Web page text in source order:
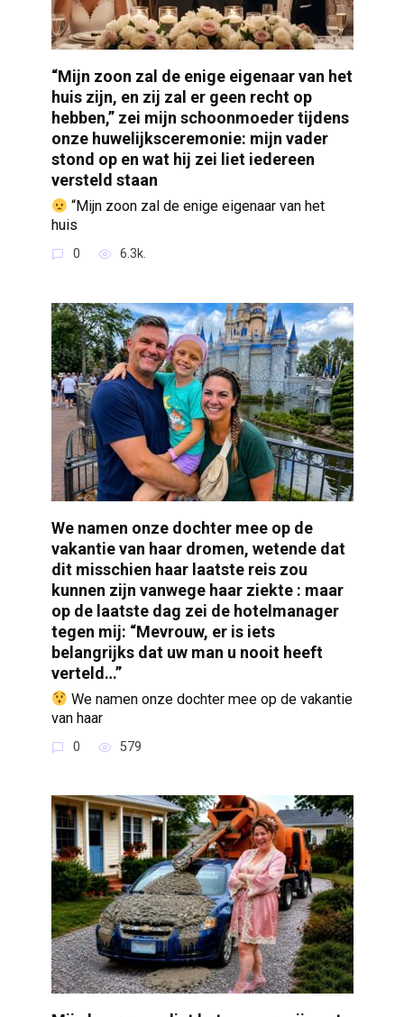
“Mijn zoon zal de enige eigenaar van het
huis zijn, en zij zal er geen recht op
hebben,” zei mijn schoonmoeder tijdens
onze huwelijksceremonie: mijn vader
stond op en wat hij zei liet iedereen
versteld staan
“Mijn zoon zal de enige eigenaar van het
huis
0 6.3k.
We namen onze dochter mee op de
vakantie van haar dromen, wetende dat
dit misschien haar laatste reis zou
kunnen zijn vanwege haar ziekte : maar
op de laatste dag zei de hotelmanager
tegen mij: “Mevrouw, er is iets
belangrijks dat uw man u nooit heeft
verteld…”
We namen onze dochter mee op de vakantie
van haar
0 579